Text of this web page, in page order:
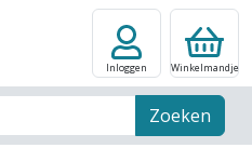
Zoeken
Inloggen Winkelmandje